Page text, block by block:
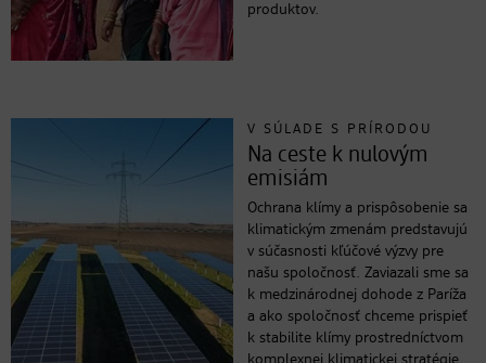
produktov.
V SÚLADE S PRÍRODOU
Na ceste k nulovým
emisiám
Ochrana klímy a prispôsobenie sa
klimatickým zmenám predstavujú
v súčasnosti kľúčové výzvy pre
našu spoločnosť. Zaviazali sme sa
k medzinárodnej dohode z Paríža
a ako spoločnosť chceme prispieť
k stabilite klímy prostredníctvom
komplexnej klimatickej stratégie.